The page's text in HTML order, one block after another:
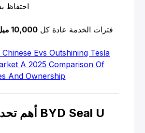
احتفاظ
- فترات الخدمة عادة كل 10,000 ميل
Evs Outshining Tesla
A 2025 Comparison Of
And Ownership
أهم تحديثات دليل BYD Seal U